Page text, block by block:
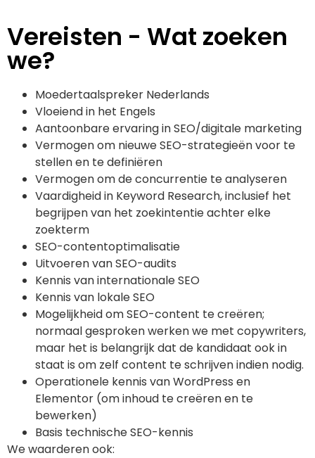
Vereisten - Wat zoeken
we?
Moedertaalspreker Nederlands
Vloeiend in het Engels
Aantoonbare ervaring in SEO/digitale marketing
Vermogen om nieuwe SEO-strategieën voor te
stellen en te definiëren
Vermogen om de concurrentie te analyseren
Vaardigheid in Keyword Research, inclusief het
begrijpen van het zoekintentie achter elke
zoekterm
SEO-contentoptimalisatie
Uitvoeren van SEO-audits
Kennis van internationale SEO
Kennis van lokale SEO
Mogelijkheid om SEO-content te creëren;
normaal gesproken werken we met copywriters,
maar het is belangrijk dat de kandidaat ook in
staat is om zelf content te schrijven indien nodig.
Operationele kennis van WordPress en
Elementor (om inhoud te creëren en te
bewerken)
Basis technische SEO-kennis
We waarderen ook: